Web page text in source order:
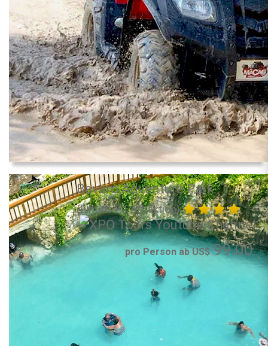
Bavaro Adventure Park
(Eintritt + 1 Attraktion)
pro Person ab US$99.00